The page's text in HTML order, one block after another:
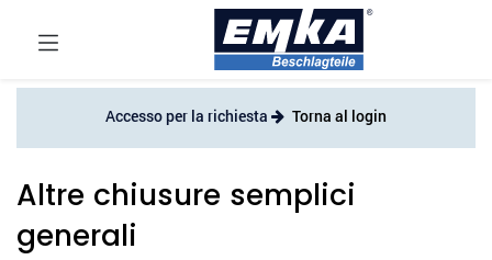
Accesso per la richiesta Torna al login
Altre chiusure semplici
generali